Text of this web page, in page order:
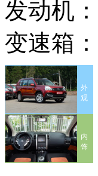
发动机：
变速箱：
外
观
内
饰